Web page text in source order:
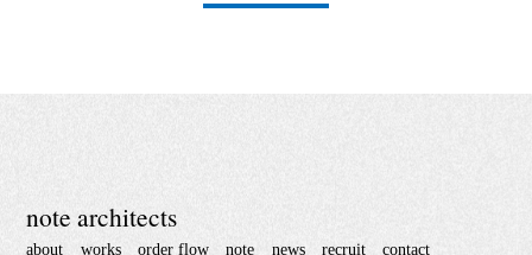
note architects
about works order flow note news recruit contact